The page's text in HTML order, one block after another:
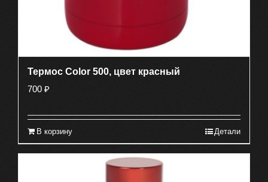
Термос Color 500, цвет красный
700 ₽
В корзину Детали